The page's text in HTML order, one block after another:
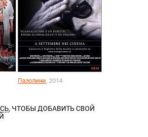
Пазолини, 2014
, ЧТОБЫ ДОБАВИТЬ СВОЙ